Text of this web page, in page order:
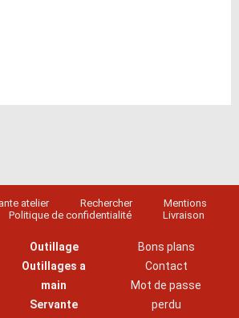
atelier Rechercher
Mentions
Politique de confidentialité Livraison
Outillage
Outillages a
main
Servante
Bons plans
Contact
Mot de passe
perdu